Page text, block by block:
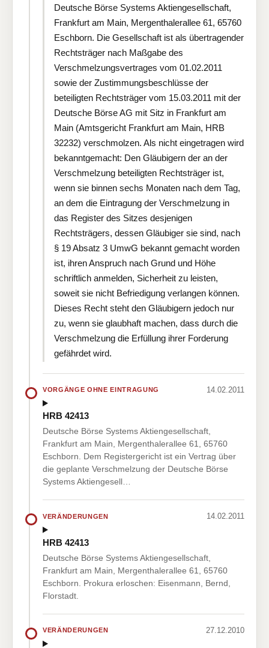
Deutsche Börse Systems Aktiengesellschaft,
Frankfurt am Main, Mergenthalerallee 61, 65760
Eschborn. Die Gesellschaft ist als übertragender
Rechtsträger nach Maßgabe des
Verschmelzungsvertrages vom 01.02.2011
sowie der Zustimmungsbeschlüsse der
beteiligten Rechtsträger vom 15.03.2011 mit der
Deutsche Börse AG mit Sitz in Frankfurt am
Main (Amtsgericht Frankfurt am Main, HRB
32232) verschmolzen. Als nicht eingetragen wird
bekanntgemacht: Den Gläubigern der an der
Verschmelzung beteiligten Rechtsträger ist,
wenn sie binnen sechs Monaten nach dem Tag,
an dem die Eintragung der Verschmelzung in
das Register des Sitzes desjenigen
Rechtsträgers, dessen Gläubiger sie sind, nach
§ 19 Absatz 3 UmwG bekannt gemacht worden
ist, ihren Anspruch nach Grund und Höhe
schriftlich anmelden, Sicherheit zu leisten,
soweit sie nicht Befriedigung verlangen können.
Dieses Recht steht den Gläubigern jedoch nur
zu, wenn sie glaubhaft machen, dass durch die
Verschmelzung die Erfüllung ihrer Forderung
gefährdet wird.
VORGÄNGE OHNE EINTRAGUNG 14.02.2011
HRB 42413
Deutsche Börse Systems Aktiengesellschaft,
Frankfurt am Main, Mergenthalerallee 61, 65760
Eschborn. Dem Registergericht ist ein Vertrag über
die geplante Verschmelzung der Deutsche Börse
Systems Aktiengesell…
VERÄNDERUNGEN 14.02.2011
HRB 42413
Deutsche Börse Systems Aktiengesellschaft,
Frankfurt am Main, Mergenthalerallee 61, 65760
Eschborn. Prokura erloschen: Eisenmann, Bernd,
Florstadt.
VERÄNDERUNGEN 27.12.2010